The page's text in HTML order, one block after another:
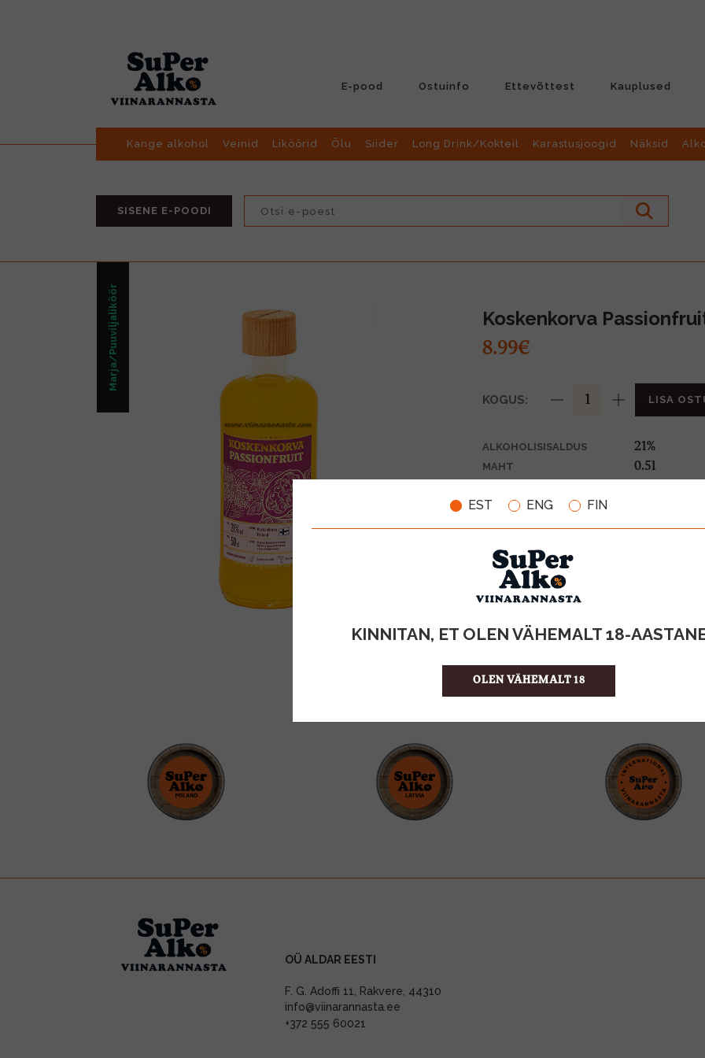
EST ENG FIN
KINNITAN, ET OLEN VÄHEMALT 18-
OLEN VÄHEMALT 18
E-pood Ostuinfo Ettevõttest Kauplused
Kange alkohol Veinid Liköörid Õlu Siider Long Drink/Kokteil Karastusjoogid Näksid
SISENE E-POODI
Marja/Puuviljaliköör Koskenkorva
8.99€
KOGUS: LISA
ALKOHOLISISALDUS 21%
MAHT 0.5l
TOOTE LIIK
ÜHIKU HIND
KOGUS KASTIS
OÜ ALDAR EESTI
F. G. Adoffi 11, Rakvere, 44310
info@viinarannasta.ee
+372 555 60021